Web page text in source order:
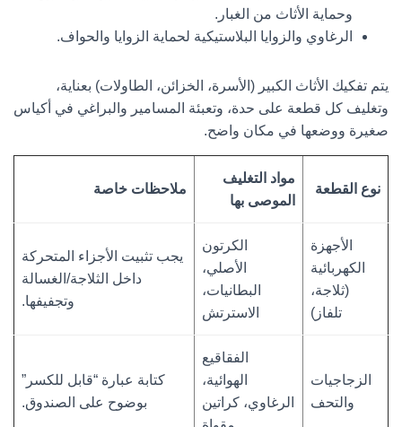
وحماية الأثاث من الغبار.
الرغاوي والزوايا البلاستيكية لحماية الزوايا والحواف.
يتم تفكيك الأثاث الكبير (الأسرة، الخزائن، الطاولات) بعناية،
وتغليف كل قطعة على حدة، وتعبئة المسامير والبراغي في أكياس
صغيرة ووضعها في مكان واضح.
نوع القطعة
مواد التغليف
الموصى بها
ملاحظات خاصة
الأجهزة
الكهربائية
(ثلاجة،
تلفاز)
الكرتون
الأصلي،
البطانيات،
الاسترتش
يجب تثبيت الأجزاء المتحركة
داخل الثلاجة/الغسالة
وتجفيفها.
الزجاجيات
والتحف
الفقاقيع
الهوائية،
الرغاوي، كراتين
كتابة عبارة “قابل للكسر”
بوضوح على الصندوق.